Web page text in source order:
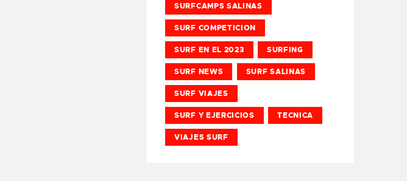
SURFCAMPS SALINAS
SURF COMPETICION
SURF EN EL 2023 SURFING
SURF NEWS SURF SALINAS
SURF VIAJES
SURF Y EJERCICIOS TECNICA
VIAJES SURF